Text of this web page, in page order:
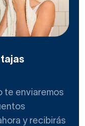
te enviaremos
y recibirás